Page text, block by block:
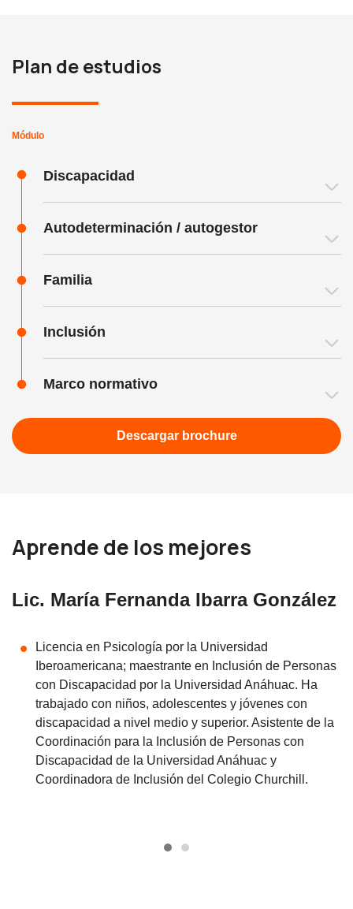
Plan de estudios
Módulo
Discapacidad
Autodeterminación / autogestor
Familia
Inclusión
Marco normativo
Descargar brochure
Aprende de los mejores
Lic. María Fernanda Ibarra González
Licencia en Psicología por la Universidad
Iberoamericana; maestrante en Inclusión de Personas
con Discapacidad por la Universidad Anáhuac. Ha
trabajado con niños, adolescentes y jóvenes con
discapacidad a nivel medio y superior. Asistente de la
Coordinación para la Inclusión de Personas con
Discapacidad de la Universidad Anáhuac y
Coordinadora de Inclusión del Colegio Churchill.